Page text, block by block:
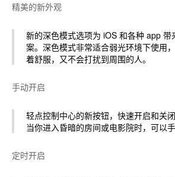
精美的新外观
新的深色模式选项为 iOS 和各种 app 带
案。深色模式非常适合弱光环境下使用
着舒服，又不会打扰到周围的人。
手动开启
轻点控制中心的新按钮，快速开启和关
当你进入昏暗的房间或电影院时，可以
定时开启